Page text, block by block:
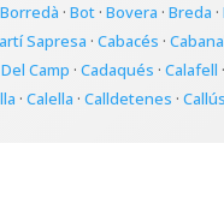
Borredà · Bot· Bovera · Breda ·
Sapresa · Cabacés ·
Camp · Cadaqués · Calafell ·
· Calella · Calldetenes · Callús